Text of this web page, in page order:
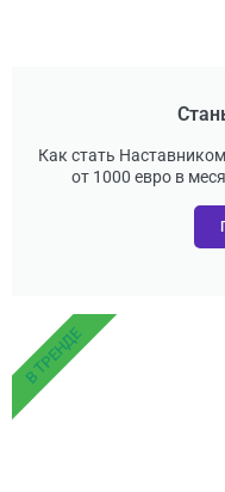
Как стать
от 1000 евро в
В ТРЕНДЕ